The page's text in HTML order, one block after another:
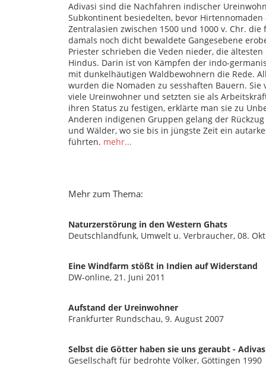
Adivasi sind die Nachfahren indischer
Subkontinent besiedelten, bevor Hirtennomaden
Zentralasien zwischen 1500 und 1000 v. Chr. die
damals noch dicht bewaldete Gangesebene
Priester schrieben die Veden nieder, die
Hindus. Darin ist von Kämpfen der indo-
mit dunkelhäutigen Waldbewohnern die Rede.
wurden die Nomaden zu sesshaften Bauern. Sie
viele Ureinwohner und setzten sie als
ihren Status zu festigen, erklärte man sie zu
Anderen indigenen Gruppen gelang der
und Wälder, wo sie bis in jüngste Zeit ein
führten. mehr...
Mehr zum Thema:
Naturzerstörung in den Western Ghats
Deutschlandfunk, Umwelt u. Verbraucher, 08.
Eine Windfarm stößt in Indien auf Widerstand
DW-online, 21. Juni 2011
Aufstand der Ureinwohner
Frankfurter Rundschau, 9. August 2007
Selbst die Götter haben sie uns geraubt -
Gesellschaft für bedrohte Völker, Göttingen 1990